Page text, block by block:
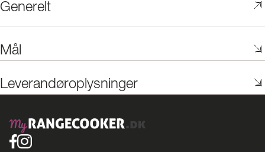
Generelt
Mål
Leverandøroplysninger